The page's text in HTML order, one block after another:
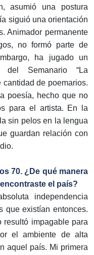
asumió una postura
siguió una orientación
Animador permanente
no formó parte de
ha jugado un
del Semanario “La
cantidad de poemarios.
poesía, hecho que no
para el artista. En la
sin pelos en la lengua
guardan relación con
70. ¿De qué manera
el país?
independencia
que existían entonces.
resultó impagable para
el ambiente de alta
aquel país. Mi primera